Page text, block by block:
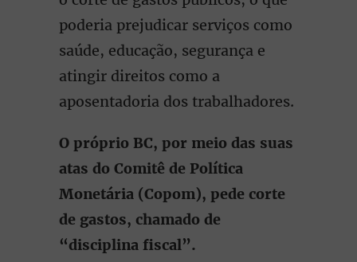
poderia prejudicar serviços como
saúde, educação, segurança e
atingir direitos como a
aposentadoria dos trabalhadores.
O próprio BC, por meio das suas
atas do Comitê de Política
Monetária (Copom), pede corte
de gastos, chamado de
“disciplina fiscal”.